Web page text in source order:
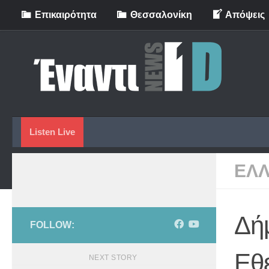
Skip to content
Eπικαιρότητα Θεσσαλονίκη Απόψεις
Listen Live
FOLLOW:
NEXT STORY